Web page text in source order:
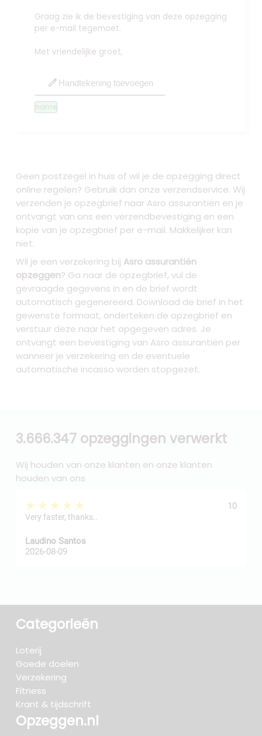
Graag zie ik de bevestiging van deze opzegging
per e-mail tegemoet.
Met vriendelijke groet,
edit Handtekening toevoegen
name
Geen postzegel in huis of wil je de opzegging direct
online regelen? Gebruik dan onze verzendservice. Wij
verzenden je opzegbrief naar Asro assurantiën en je
ontvangt van ons een verzendbevestiging en een
kopie van je opzegbrief per e-mail. Makkelijker kan
niet.
Wil je een verzekering bij Asro assurantiën
opzeggen? Ga naar de opzegbrief, vul de
gevraagde gegevens in en de brief wordt
automatisch gegenereerd. Download de brief in het
gewenste formaat, onderteken de opzegbrief en
verstuur deze naar het opgegeven adres. Je
ontvangt een bevestiging van Asro assurantiën per
wanneer je verzekering en de eventuele
automatische incasso worden stopgezet.
3.666.347 opzeggingen verwerkt
Wij houden van onze klanten en onze klanten
houden van ons
★★★★★ 10
Very faster, thanks..
Laudino Santos
2026-08-09
Categorieën
Loterij
Goede doelen
Verzekering
Fitness
Krant & tijdschrift
Opzeggen.nl